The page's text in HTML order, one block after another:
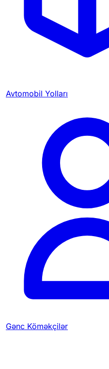
Avtomobil Yolları
Gənc Köməkçilər